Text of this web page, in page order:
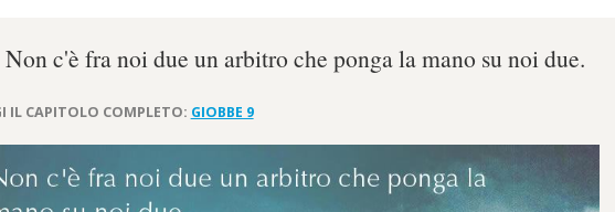
Non c'è fra noi due un arbitro che ponga la mano su noi due.
IL CAPITOLO COMPLETO: GIOBBE 9